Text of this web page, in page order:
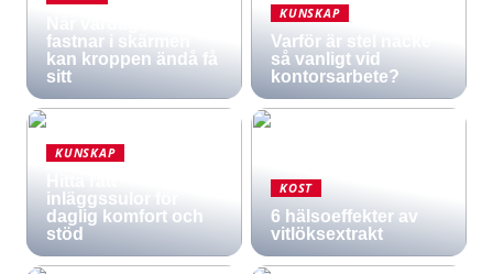
fastnar i skärmen
kan kroppen ändå få
sitt
KUNSKAP
Varför är stel nacke
så vanligt vid
kontorsarbete?
KUNSKAP
inläggssulor för
daglig komfort och
stöd
KOST
6 hälsoeffekter av
vitlöksextrakt